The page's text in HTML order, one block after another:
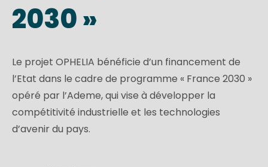
2030 »
Le projet OPHELIA bénéficie d’un financement de
l’Etat dans le cadre de programme « France 2030 »
opéré par l’Ademe, qui vise à développer la
compétitivité industrielle et les technologies
d’avenir du pays.